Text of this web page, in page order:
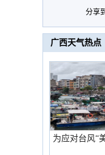
分享
广西天气热点
为应对台风“